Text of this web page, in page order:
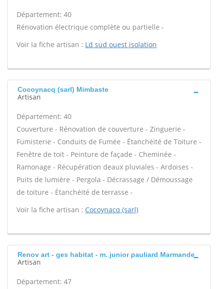
Département: 40
Rénovation électrique complète ou partielle -
Voir la fiche artisan : Ld sud ouest isolation
Cocoynacq (sarl) Mimbaste
Artisan
Département: 40
Couverture - Rénovation de couverture - Zinguerie -
Fumisterie - Conduits de Fumée - Étanchéité de Toiture -
Fenêtre de toit - Peinture de façade - Cheminée -
Ramonage - Récupération deaux pluviales - Ardoises -
Puits de lumière - Pergola - Décrassage / Démoussage
de toiture - Étanchéité de terrasse -
Voir la fiche artisan : Cocoynacq (sarl)
Renov art - ges habitat - m. junior pauliard Marmande
Artisan
Département: 47